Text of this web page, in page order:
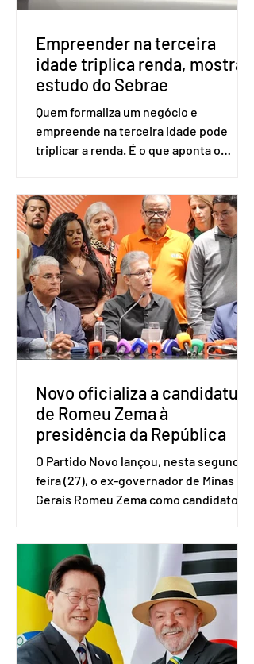
reconh
Empreender na terceira
idade triplica renda, mostra
estudo do Sebrae
Quem formaliza um negócio e
empreende na terceira idade pode
triplicar a renda. É o que aponta o
Amostra de Domicílio (PNAD Contínua),
do Serviço Brasileiro de Apoio às Micro
e Pequenas Empresas (Sebrae),
realizado a partir de dados do Instituto
Brasileiro de Geografia e Estatística
(IBGE). O estudo do Sebrae mostra que,
no quarto trimestre de 2025, os
empreendedores 60+ formalizados
atingiram o maior rendime
Novo oficializa a candidatura
de Romeu Zema à
presidência da República
O Partido Novo lançou, nesta segunda-
feira (27), o ex-governador de Minas
Gerais Romeu Zema como candidato à
Brasília. O Novo ainda não definiu quem
vai compor a chapa como candidato a
vice-presidente. A convenção contou
com a presença do presidente nacional
do partido, Eduardo Ribeiro, e do
senador Eduardo Girão, filiado ao Novo